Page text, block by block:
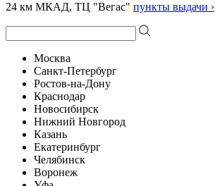
24 км МКАД, ТЦ "Вегас" пункты выдачи ›
Москва
Санкт-Петербург
Ростов-на-Дону
Краснодар
Новосибирск
Нижний Новгород
Казань
Екатеринбург
Челябинск
Воронеж